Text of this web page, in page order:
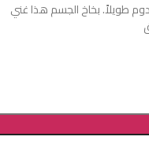
طويلاً. بخاخ الجسم هذا غني